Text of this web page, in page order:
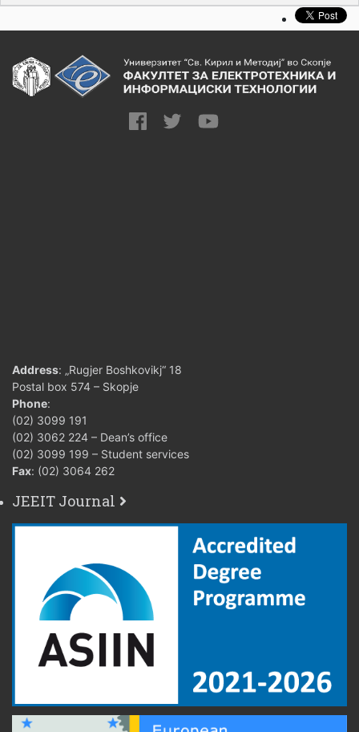
Address: „Rugjer Boshkovikj“ 18
Postal box 574 – Skopje
Phone:
(02) 3099 191
(02) 3062 224 – Dean’s office
(02) 3099 199 – Student services
Fax: (02) 3064 262
JEEIT Journal